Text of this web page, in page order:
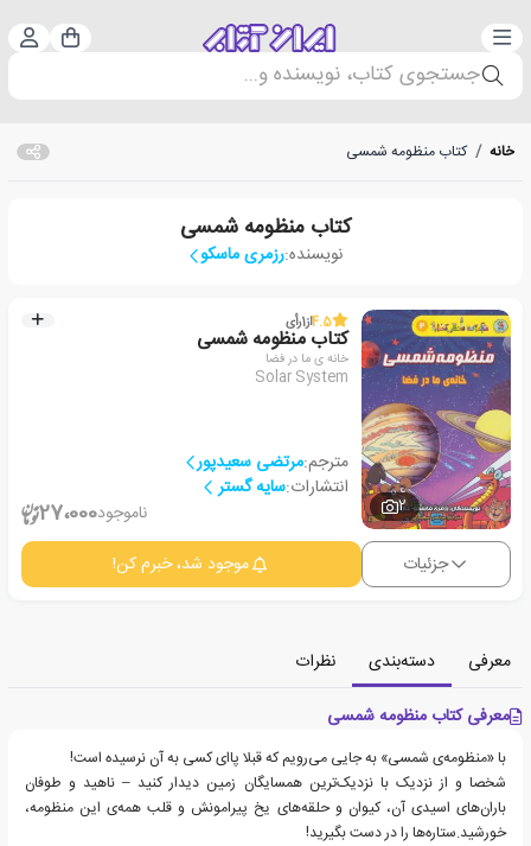
دسته‌بندی سبد
جستجوی کتاب، نویسنده و...
خانه / کتاب منظومه شمسی
کتاب منظومه شمسی
نویسنده:رزمری ماسکو
2
4.5از1رأی
کتاب منظومه شمسی
خانه ی ما در فضا
Solar System
مترجم:مرتضی سعیدپور
انتشارات:سایه گستر
ناموجود27،000
جزئیات موجود شد، خبرم کن!
معرفی دسته‌بندی
نظرات
معرفی کتاب منظومه شمسی
با «منظومه‌ی شمسی» به جایی می‌رویم که قبلا پاای کسی به آن نرسیده است!
شخصا و از نزدیک با نزدیک‌ترین همسایگان زمین دیدار کنید – ناهید و طوفان
باران‌های اسیدی آن، کیوان و حلقه‌های یخ پیرامونش و قلب همه‌ی این منظومه،
خورشید.ستاره‌ها را در دست بگیرید!